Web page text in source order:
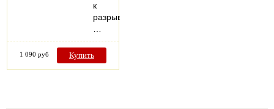
к
разрывам.
1 090 руб Купить